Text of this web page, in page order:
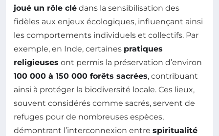
joué un rôle clé dans la sensibilisation des
fidèles aux enjeux écologiques, influençant ainsi
les comportements individuels et collectifs. Par
exemple, en Inde, certaines pratiques
religieuses ont permis la préservation d’environ
100 000 à 150 000 forêts sacrées, contribuant
ainsi à protéger la biodiversité locale. Ces lieux,
souvent considérés comme sacrés, servent de
refuges pour de nombreuses espèces,
démontrant l’interconnexion entre spiritualité